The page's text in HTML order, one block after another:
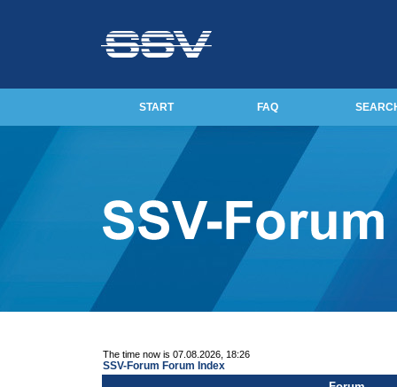
START FAQ
The time now is 07.08.2026, 18:26
SSV-Forum Forum Index